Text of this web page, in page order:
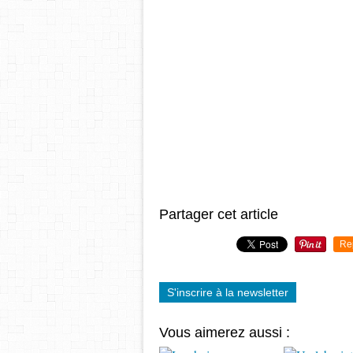
Partager cet article
S'inscrire à la newsletter
Vous aimerez aussi :